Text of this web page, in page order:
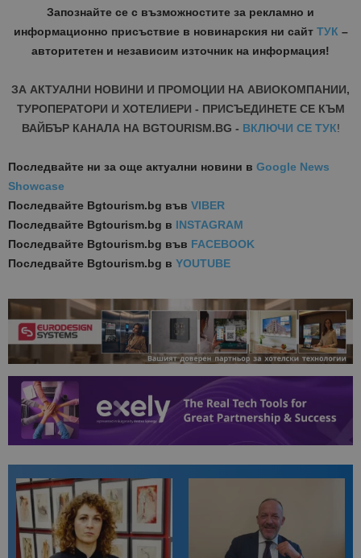
Запознайте се с възможностите за рекламно и
информационно присъствие в новинарския ни сайт ТУК–
авторитетен и независим източник на информация!
ЗА АКТУАЛНИ НОВИНИ И ПРОМОЦИИ НА АВИОКОМПАНИИ,
ТУРОПЕРАТОРИ И ХОТЕЛИЕРИ - ПРИСЪЕДИНЕТЕ СЕ КЪМ
ВАЙБЪР КАНАЛА НА BGTOURISM.BG - ВКЛЮЧИ СЕ ТУК!
Последвайте ни за още актуални новини в Google News
Showcase
Последвайте Bgtourism.bg във VIBER
Последвайте Bgtourism.bg в INSTAGRAM
Последвайте Bgtourism.bg във FACEBOOK
Последвайте Bgtourism.bg в YOUTUBE